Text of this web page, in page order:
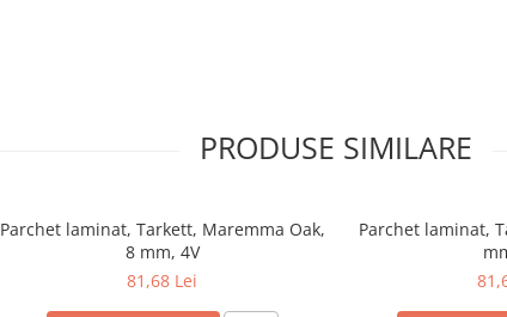
PRODUSE SIMILARE
Parchet laminat, Tarkett, Maremma Oak,
8 mm, 4V
81,68 Lei
Parchet laminat,